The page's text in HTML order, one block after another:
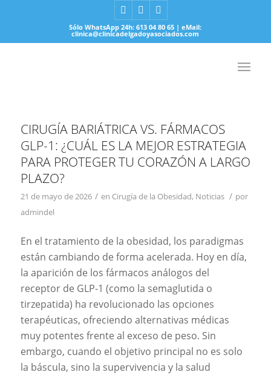
Sólo WhatsApp 24h: 613 04 80 65 | eMail:
clinica@clinicadelgadoyasociados.com
CIRUGÍA BARIÁTRICA VS. FÁRMACOS
GLP-1: ¿CUÁL ES LA MEJOR ESTRATEGIA
PARA PROTEGER TU CORAZÓN A LARGO
PLAZO?
21 de mayo de 2026 / en Cirugía de la Obesidad, Noticias / por
admindel
En el tratamiento de la obesidad, los paradigmas
están cambiando de forma acelerada. Hoy en día,
la aparición de los fármacos análogos del
receptor de GLP-1 (como la semaglutida o
tirzepatida) ha revolucionado las opciones
terapéuticas, ofreciendo alternativas médicas
muy potentes frente al exceso de peso. Sin
embargo, cuando el objetivo principal no es solo
la báscula, sino la supervivencia y la salud